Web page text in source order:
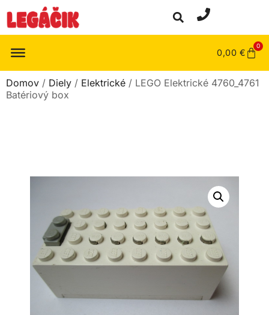
0,00 €
0
Domov / Diely / Elektrické / LEGO Elektrické 4760_4761
Batériový box